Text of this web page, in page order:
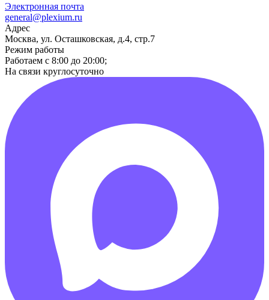
Электронная почта
general@plexium.ru
Адрес
Москва, ул. Осташковская, д.4, стр.7
Режим работы
Работаем с 8:00 до 20:00;
На связи круглосуточно